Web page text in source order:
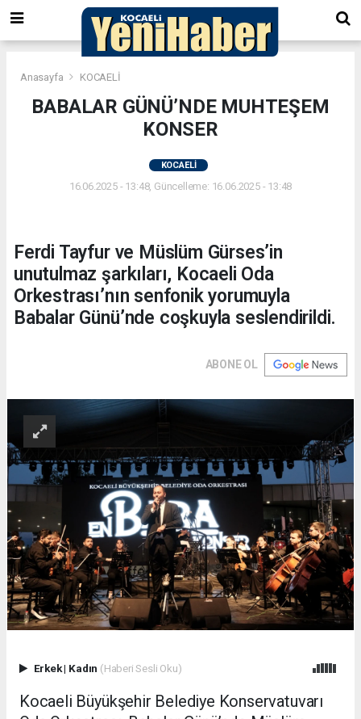
Anasayfa KOCAELİ
BABALAR GÜNÜ’NDE MUHTEŞEM
KONSER
KOCAELİ
16.06.2025 - 13:48, Güncelleme: 16.06.2025 - 13:48
Ferdi Tayfur ve Müslüm Gürses’in
unutulmaz şarkıları, Kocaeli Oda
Orkestrası’nın senfonik yorumuyla
Babalar Günü’nde coşkuyla seslendirildi.
ABONE OL
Erkek| Kadın (Haberi Sesli Oku)
Kocaeli Büyükşehir Belediye Konservatuvarı